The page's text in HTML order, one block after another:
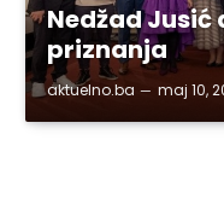
Nedžad
priznanja
aktuelno.ba maj 10,